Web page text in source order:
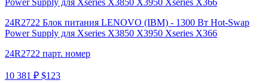
24R2722 Блок питания LENOVO (IBM) - 1300 Вт Hot-Swap
Power Supply для Xseries X3850 X3950 Xseries X366
24R2722 парт. номер
10 381 ₽ $123